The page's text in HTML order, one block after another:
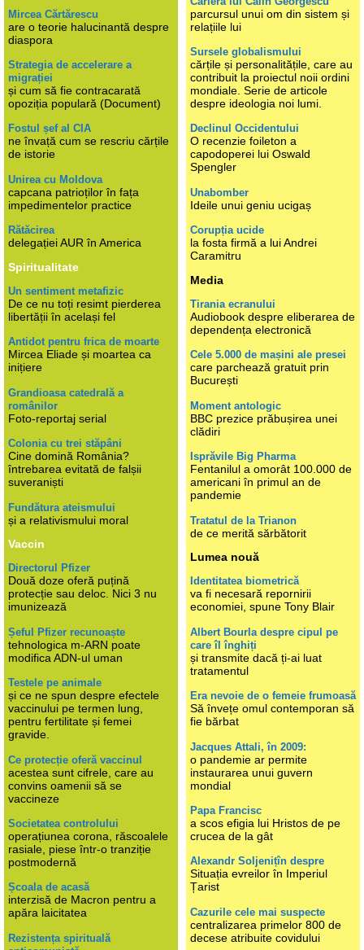
Mircea Cărtărescu
are o teorie halucinantă despre
diaspora
Strategia de accelerare a
migrației
și cum să fie contracarată
opoziția populară (Document)
Fostul șef al CIA
ne învață cum se rescriu cărțile
de istorie
Unirea cu Moldova
capcana patrioților în fața
impedimentelor practice
Rătăcirea
delegației AUR în America
Spiritualitate
Un sentiment metafizic
De ce nu toți resimt pierderea
libertății în același fel
Antidot pentru frica de moarte
Mircea Eliade și moartea ca
inițiere
Grandioasa catedrală a
românilor
Foto-reportaj serial
Colonia cu trei stăpâni
Cine domină România?
întrebarea evitată de falșii
suveraniști
Fundătura ateismului
și a relativismului moral
Vaccin
Directorul Pfizer
Două doze oferă puțină
protecție sau deloc. Nici 3 nu
imunizează
Șeful Pfizer recunoaște
tehnologica m-ARN poate
modifica ADN-ul uman
Testele pe animale
și ce ne spun despre efectele
vaccinului pe termen lung,
pentru fertilitate și femei
gravide.
Ce protecție oferă vaccinul
acestea sunt cifrele, care au
convins oamenii să se
vaccineze
Societatea controlului
operațiunea corona, răscoalele
rasiale, piese într-o tranziție
postmodernă
Școala de acasă
interzisă de Macron pentru a
apăra laicitatea
Rezistența spirituală
parcursul unui om din sistem și
relațiile lui
Sursele globalismului
cărțile și personalitățile, care au
contribuit la proiectul noii ordini
mondiale. Serie de articole
despre ideologia noi lumi.
Declinul Occidentului
O recenzie foileton a
capodoperei lui Oswald
Spengler
Unabomber
Ideile unui geniu ucigaș
Corupția ucide
la fosta firmă a lui Andrei
Caramitru
Media
Tirania ecranului
Audiobook despre eliberarea de
dependența electronică
Cele 5.000 de mașini ale presei
care parchează gratuit prin
București
Moment antologic
BBC prezice prăbușirea unei
clădiri
Isprăvile Big Pharma
Fentanilul a omorât 100.000 de
americani în primul an de
pandemie
Tratatul de la Trianon
de ce merită sărbătorit
Lumea nouă
Identitatea biometrică
va fi necesară repornirii
economiei, spune Tony Blair
Albert Bourla despre cipul pe
care îl înghiți
și transmite dacă ți-ai luat
tratamentul
Era nevoie de o femeie frumoasă
Să învețe omul contemporan să
fie bărbat
Jacques Attali, în 2009:
o pandemie ar permite
instaurarea unui guvern
mondial
Papa Francisc
a scos efigia lui Hristos de pe
crucea de la gât
Alexandr Soljenițîn despre
Situația evreilor în Imperiul
Țarist
Cazurile cele mai suspecte
centralizarea primelor 800 de
decese atribuite covidului